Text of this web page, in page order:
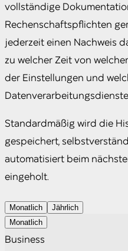
vollständige
Rechenschaftspflichten
jederzeit einen Nachweis
zu welcher Zeit von
der Einstellungen und
Standardmäßig wird die
gespeichert,
automatisiert beim
eingeholt.
Monatlich
Jährlich
Monatlich
Business